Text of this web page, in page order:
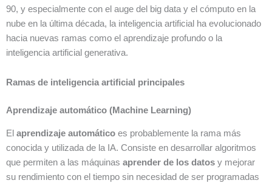
90, y especialmente con el auge del big data y el cómputo en la
nube en la última década, la inteligencia artificial ha evolucionado
hacia nuevas ramas como el aprendizaje profundo o la
inteligencia artificial generativa.
Ramas de inteligencia artificial principales
Aprendizaje automático (Machine Learning)
El aprendizaje automático es probablemente la rama más
conocida y utilizada de la IA. Consiste en desarrollar algoritmos
que permiten a las máquinas aprender de los datos y mejorar
su rendimiento con el tiempo sin necesidad de ser programadas